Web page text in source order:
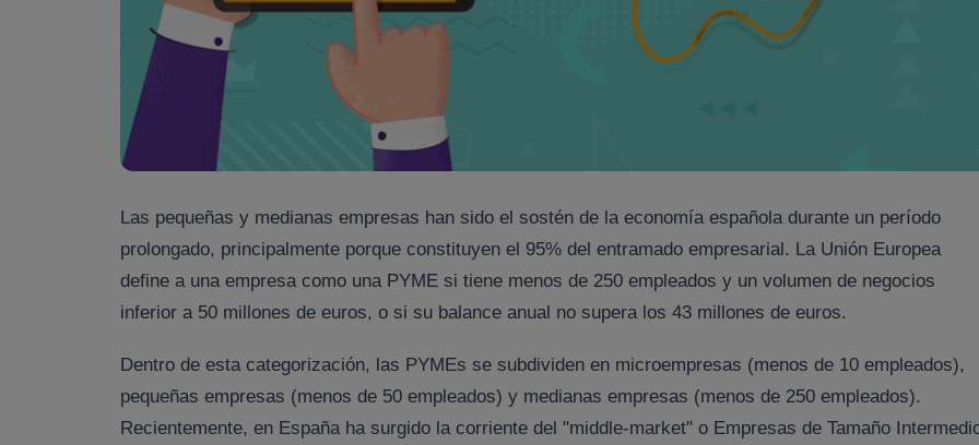
Las pequeñas y medianas empresas han sido el sostén de la economía española durante un período
prolongado, principalmente porque constituyen el 95% del entramado empresarial. La Unión Europea
define a una empresa como una PYME si tiene menos de 250 empleados y un volumen de negocios
inferior a 50 millones de euros, o si su balance anual no supera los 43 millones de euros.
Dentro de esta categorización, las PYMEs se subdividen en microempresas (menos de 10 empleados),
pequeñas empresas (menos de 50 empleados) y medianas empresas (menos de 250 empleados).
Recientemente, en España ha surgido la corriente del "middle-market" o Empresas de Tamaño